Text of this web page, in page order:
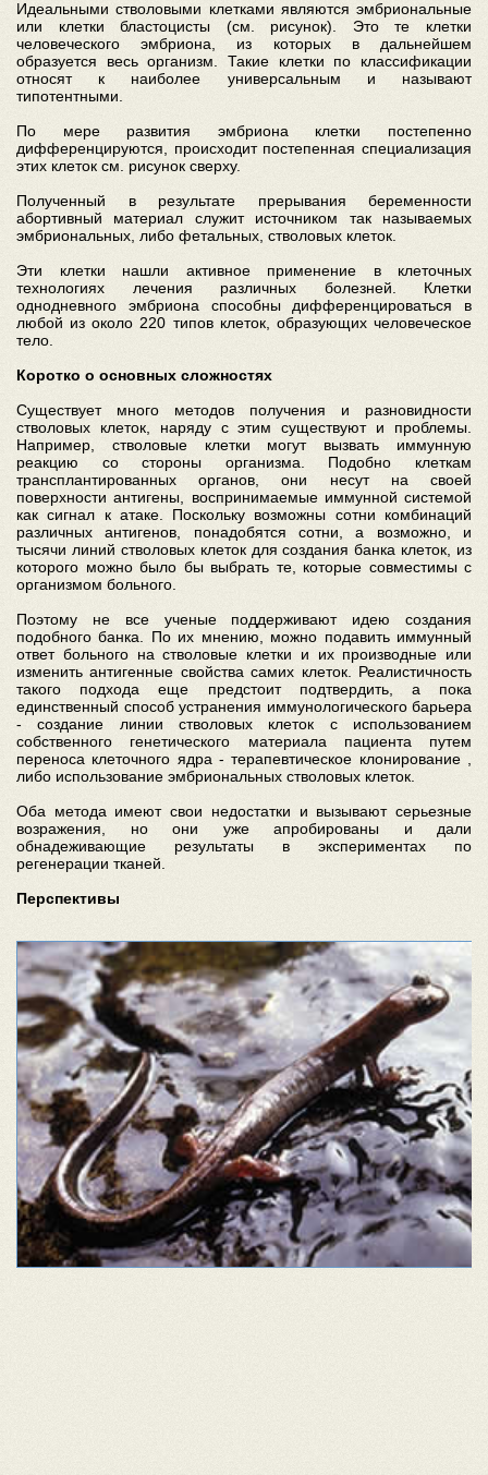
Идеальными стволовыми клетками являются эмбриональные
или клетки бластоцисты (см. рисунок). Это те клетки
человеческого эмбриона, из которых в дальнейшем
образуется весь организм. Такие клетки по классификации
относят к наиболее универсальным и называют
типотентными.
По мере развития эмбриона клетки постепенно
дифференцируются, происходит постепенная специализация
этих клеток см. рисунок сверху.
Полученный в результате прерывания беременности
абортивный материал служит источником так называемых
эмбриональных, либо фетальных, стволовых клеток.
Эти клетки нашли активное применение в клеточных
технологиях лечения различных болезней. Клетки
однодневного эмбриона способны дифференцироваться в
любой из около 220 типов клеток, образующих человеческое
тело.
Коротко о основных сложностях
Существует много методов получения и разновидности
стволовых клеток, наряду с этим существуют и проблемы.
Например, стволовые клетки могут вызвать иммунную
реакцию со стороны организма. Подобно клеткам
трансплантированных органов, они несут на своей
поверхности антигены, воспринимаемые иммунной системой
как сигнал к атаке. Поскольку возможны сотни комбинаций
различных антигенов, понадобятся сотни, а возможно, и
тысячи линий стволовых клеток для создания банка клеток, из
которого можно было бы выбрать те, которые совместимы с
организмом больного.
Поэтому не все ученые поддерживают идею создания
подобного банка. По их мнению, можно подавить иммунный
ответ больного на стволовые клетки и их производные или
изменить антигенные свойства самих клеток. Реалистичность
такого подхода еще предстоит подтвердить, а пока
единственный способ устранения иммунологического барьера
- создание линии стволовых клеток с использованием
собственного генетического материала пациента путем
переноса клеточного ядра - терапевтическое клонирование ,
либо использование эмбриональных стволовых клеток.
Оба метода имеют свои недостатки и вызывают серьезные
возражения, но они уже апробированы и дали
обнадеживающие результаты в экспериментах по
регенерации тканей.
Перспективы